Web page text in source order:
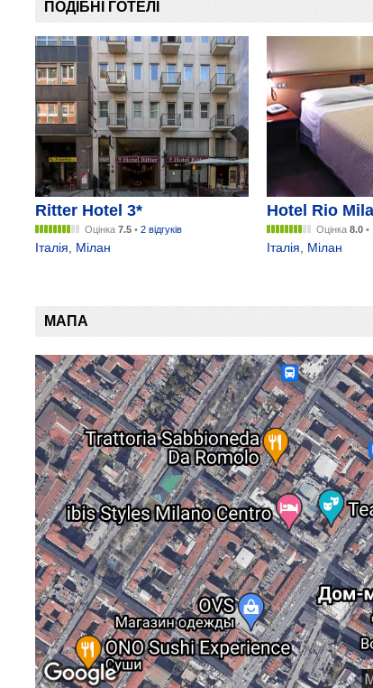
ПОДІБНІ ГОТЕЛІ
Ritter Hotel 3*
Оцінка 7.5• 2 відгуків
Італія Мілан
Hotel Rio
Оцінка 8.0•
Італія Мілан
МАПА